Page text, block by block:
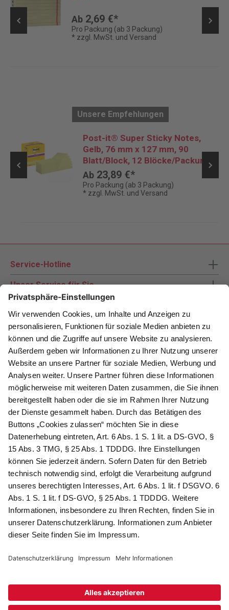
Ab 2,69 €*
Pro Packung (ab 3 Packung)
* zzgl. MwSt. und Versand
Unsere Empfehlungen
Post-it® Super Sticky Notes,
Gelb, 76 mm x 127 mm, 90
Blatt/Block, 12 Blöcke/Packung
Ab 23,89 €*
Pro Packung (ab 3 Packung)
* zzgl. MwSt. und Versand
Service-Hotline
Unser Service für Sie
Zahlungsarten
Newsletter abonnieren
Als Dankeschön für Ihr D&K Newsletter-Abo
erhalten Sie ein 10 € -Gutschein:
Das sind Ihre Vorteile
@ Newsletter Abonnieren
Wir verarbeiten Ihre Daten gemäß unserer
Datenschutzerklärung .
Preise zzgl. gesetzlich gültiger MwSt., zzgl.